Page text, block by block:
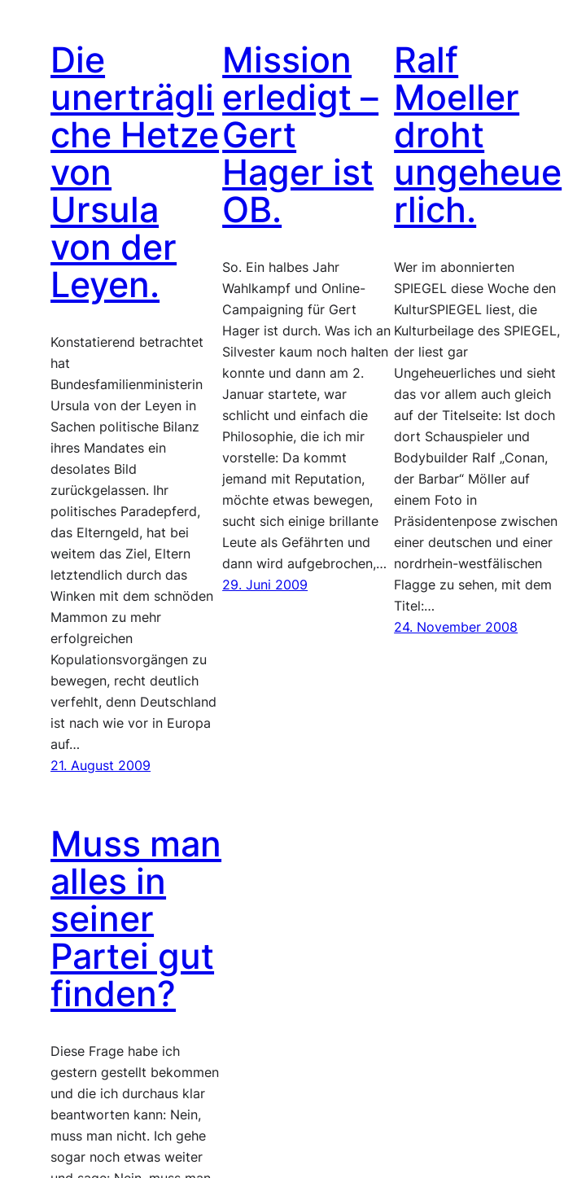
Die
unerträgli
che Hetze
von
Ursula
von der
Leyen.
Konstatierend betrachtet
hat
Bundesfamilienministerin
Ursula von der Leyen in
Sachen politische Bilanz
ihres Mandates ein
desolates Bild
zurückgelassen. Ihr
politisches Paradepferd,
das Elterngeld, hat bei
weitem das Ziel, Eltern
letztendlich durch das
Winken mit dem schnöden
Mammon zu mehr
erfolgreichen
Kopulationsvorgängen zu
bewegen, recht deutlich
verfehlt, denn Deutschland
ist nach wie vor in Europa
auf…
21. August 2009
Mission
erledigt –
Gert
Hager ist
OB.
So. Ein halbes Jahr
Wahlkampf und Online-
Campaigning für Gert
Hager ist durch. Was ich an
Silvester kaum noch halten
konnte und dann am 2.
Januar startete, war
schlicht und einfach die
Philosophie, die ich mir
vorstelle: Da kommt
jemand mit Reputation,
möchte etwas bewegen,
sucht sich einige brillante
Leute als Gefährten und
dann wird aufgebrochen,…
29. Juni 2009
Ralf
Moeller
droht
ungeheue
rlich.
Wer im abonnierten
SPIEGEL diese Woche den
KulturSPIEGEL liest, die
Kulturbeilage des SPIEGEL,
der liest gar
Ungeheuerliches und sieht
das vor allem auch gleich
auf der Titelseite: Ist doch
dort Schauspieler und
Bodybuilder Ralf „Conan,
der Barbar“ Möller auf
einem Foto in
Präsidentenpose zwischen
einer deutschen und einer
nordrhein-westfälischen
Flagge zu sehen, mit dem
Titel:…
24. November 2008
Muss man
alles in
seiner
Partei gut
finden?
Diese Frage habe ich
gestern gestellt bekommen
und die ich durchaus klar
beantworten kann: Nein,
muss man nicht. Ich gehe
sogar noch etwas weiter